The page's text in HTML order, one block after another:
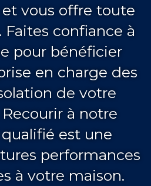
vous offre toute
Faites confiance à
pour bénéficier
en charge des
de votre
à notre
est une
performances
à votre maison.